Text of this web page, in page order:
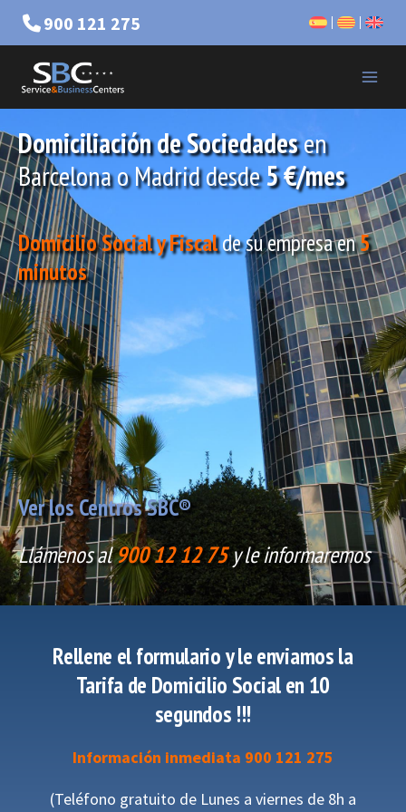
900 121 275
Domiciliación de Sociedadesen
Barcelona o Madrid desde5 €/mes
Domicilio Social y Fiscalde su empresa en5
minutos
Ver los Centros SBC®
Llámenos al900 12 12 75y le informaremos
Rellene el formulario y le enviamosla
Tarifa de Domicilio Socialen 10
segundos !!!
Información inmediata 900 121 275
(Teléfono gratuito de Lunes a viernes de 8h a